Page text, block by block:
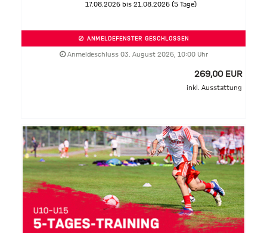
17.08.2026 bis 21.08.2026 (5 Tage)
ANMELDEFENSTER GESCHLOSSEN
Anmeldeschluss 03. August 2026, 10:00 Uhr
269,00 EUR
inkl. Ausstattung